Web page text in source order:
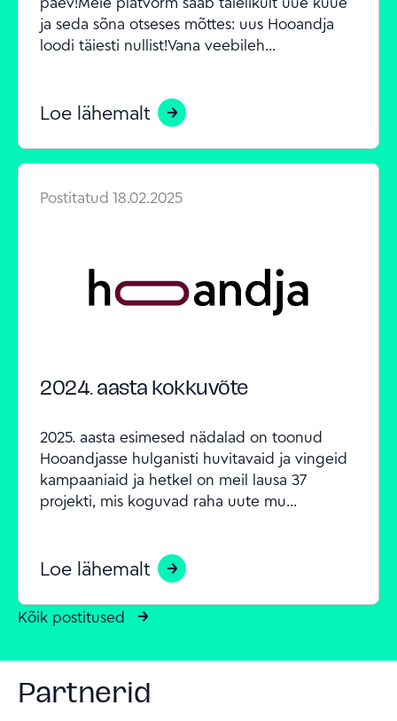
ja seda sõna otseses mõttes: uus Hooandja
loodi täiesti nullist!Vana veebileh...
Loe lähemalt
Postitatud 18.02.2025
2024. aasta kokkuvõte
2025. aasta esimesed nädalad on toonud
Hooandjasse hulganisti huvitavaid ja vingeid
kampaaniaid ja hetkel on meil lausa 37
projekti, mis koguvad raha uute mu...
Loe lähemalt
Kõik postitused
Partnerid